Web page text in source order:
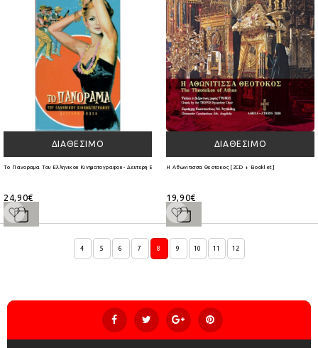
ΔΙΑΘΈΣΙΜΟ
Το Πανοραμα Του Ελληνικου Κινηματογραφου - Δευτερη Εποχη [4CD]
24,90€
ΔΙΑΘΈΣΙΜΟ
Η Αθωνιτισσα Θεοτοκος [2CD + Booklet]
19,90€
4 5 6 7 8 9 10 11 12